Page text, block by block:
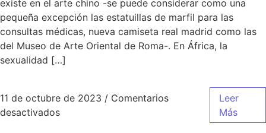
existe en el arte chino -se puede considerar como una
pequeña excepción las estatuillas de marfil para las
consultas médicas, nueva camiseta real madrid como las
del Museo de Arte Oriental de Roma-. En África, la
sexualidad […]
11 de octubre de 2023 / Comentarios
desactivadosen camiseta del real madrid en fondant
Leer
Más